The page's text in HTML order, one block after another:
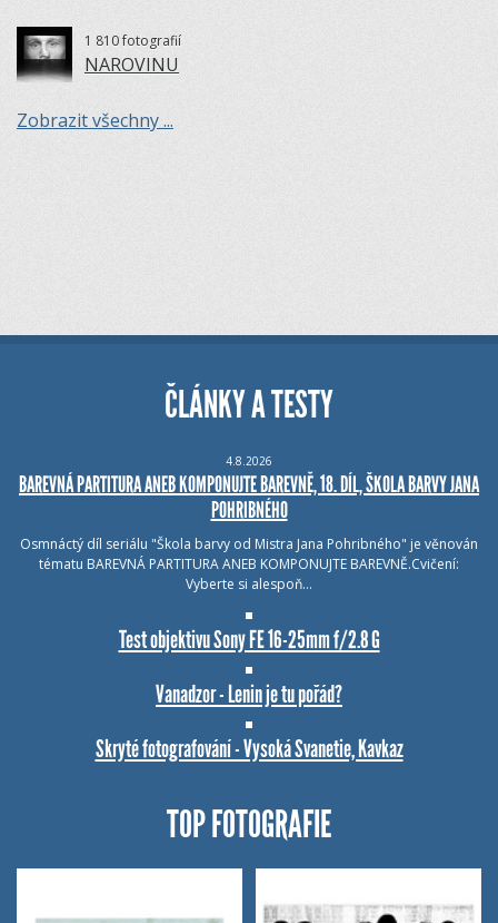
1 810 fotografií
NAROVINU
Zobrazit všechny ...
ČLÁNKY A TESTY
4.8.2026
BAREVNÁ PARTITURA ANEB KOMPONUJTE BAREVNĚ, 18. DÍL, ŠKOLA BARVY JANA
POHRIBNÉHO
Osmnáctý díl seriálu "Škola barvy od Mistra Jana Pohribného" je věnován
tématu BAREVNÁ PARTITURA ANEB KOMPONUJTE BAREVNĚ.Cvičení:
Vyberte si alespoň…
Test objektivu Sony FE 16-25mm f/2.8 G
Vanadzor - Lenin je tu pořád?
Skryté fotografování - Vysoká Svanetie, Kavkaz
TOP FOTOGRAFIE